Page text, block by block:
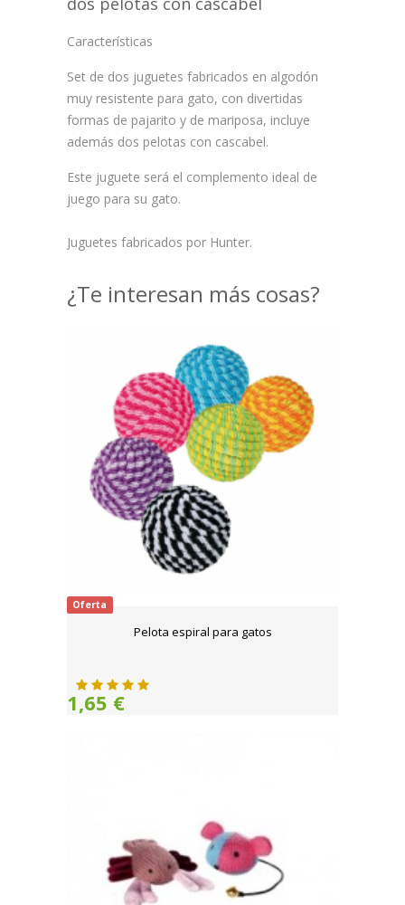
Características
Set de dos juguetes fabricados en algodón
muy resistente para gato, con divertidas
formas de pajarito y de mariposa, incluye
además dos pelotas con cascabel.
Este juguete será el complemento ideal de
juego para su gato.
Juguetes fabricados por Hunter.
¿Te interesan más cosas?
Oferta
Pelota espiral para gatos
1,65 €